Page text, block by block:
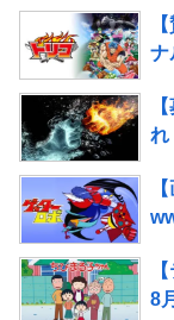
ナ
れ
8